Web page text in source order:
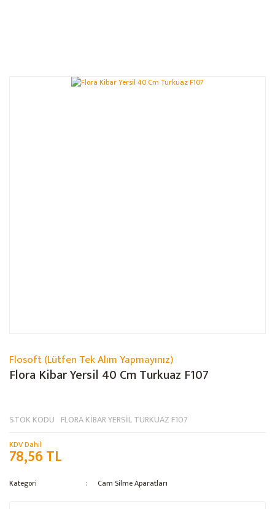
Flosoft (Lütfen Tek Alım Yapmayınız)
Flora Kibar Yersil 40 Cm Turkuaz F107
STOK KODU FLORA KİBAR YERSİL TURKUAZ F107
KDV Dahil
78,56 TL
Kategori Cam Silme Aparatları